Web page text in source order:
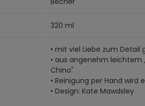
320 ml
• mit viel Liebe zum Detail
• aus angenehm leichtem
China"
• Reinigung per Hand wird
• Design: Kate Mawdsley